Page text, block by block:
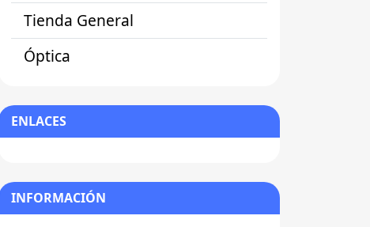
Tienda General
Óptica
ENLACES
INFORMACIÓN